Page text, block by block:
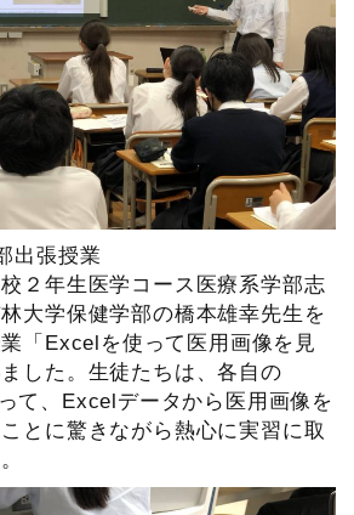
出張授業
２年生医学コース医療系学部志
大学保健学部の橋本雄幸先生を
「Excelを使って医用画像を見
した。生徒たちは、各自の
て、Excelデータから医用画像を
とに驚きながら熱心に実習に取